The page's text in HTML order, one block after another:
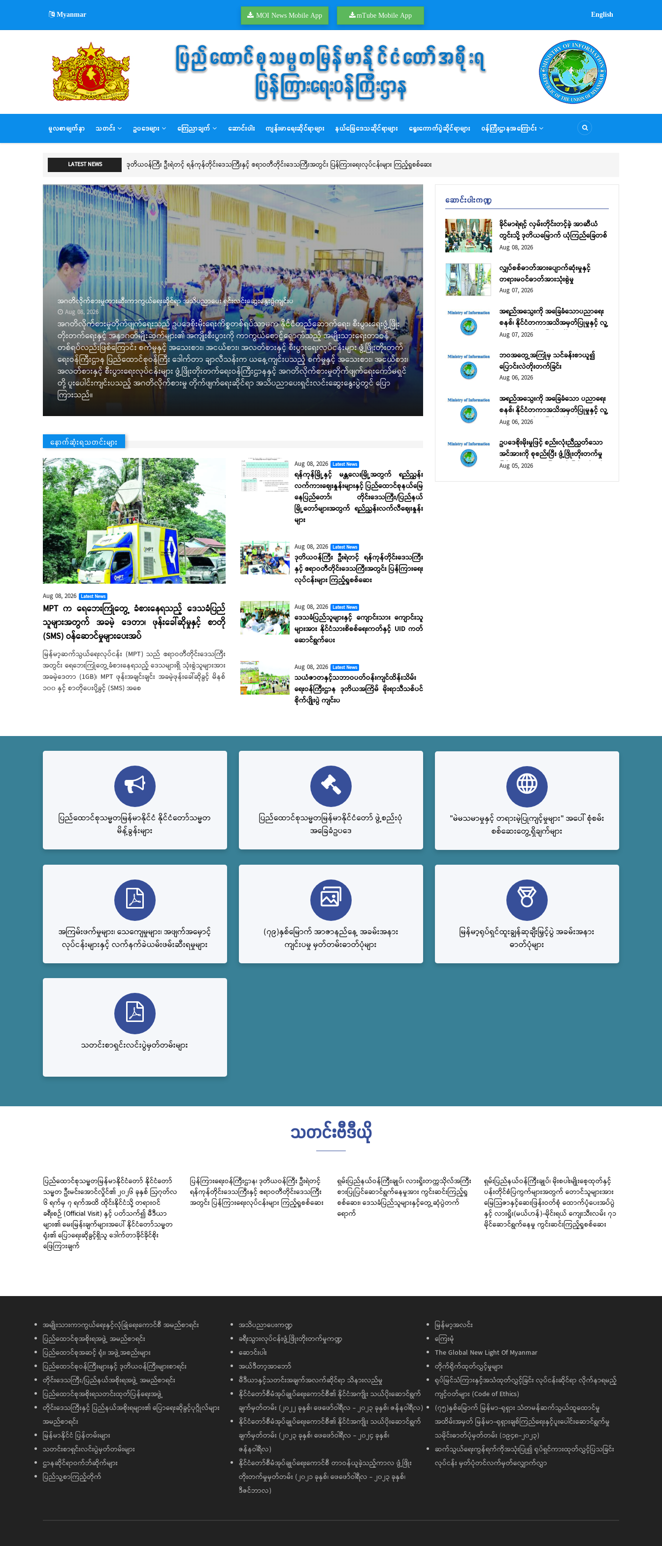
main
Myanmar MOI News Mobile App mTube Mobile App English
MAIN
NAVIGATION
မူလစာမျက်နှာ သတင်း ဥပဒေများ ကြေညာချက် ဆောင်းပါး ကျန်းမာရေးဆိုင်ရာများ နယ်မြေဒေသဆိုင်ရာများ ရွေးကောက်ပွဲဆိုင်ရာများ ဝန်ကြီးဌာနအကြောင်း
LATEST NEWS MPT က ရေဘေးကြုံတွေ့ ခံစားနေရသည့် ဒေသခံပြည်သူများအတွက် အခမဲ့ ဒေတာ၊ ဖုန်းခေါ်ဆိုမှုနှင့် စာတို (SMS) ဝန်ဆောင်မှုများပေးအပ်
ည်ဆောက်ရေး၊ စီးပွားရေးဖွံ့ဖြိုး
ာက်သည့် အမျိုးသားရေးတာဝန်
ပွားရေးလုပ်ငန်းများ ဖွံ့ဖြိုးတိုးတက်
သည့် စက်မှုနှင့် အသေးစား၊ အငယ်စား၊
အဂတိလိုက်စားမှုတိုက်ဖျက်ရေးကော်မရှင်
ရှင်းလင်းဆွေးနွေးပွဲတွင် ပြော
ပြည်ထောင်စုဝန်ကြီး ဒေါက်တာမျိုးသိန်းကျော် နည်းပညာတက္ကသိုလ် (မကွေး) သွားရောက်ကြည့်ရှုစစ်ဆေး
Aug 08, 2026
နည်းပညာတက္ကသိုလ် (မကွေး) တက္ကသိုလ်အဝင်လမ်း ပြင်ဆင်ဆောင်ရွက်နေမှု၊ တက္ကသိုလ်အတွင်း အခြေခံ
အဆောက်အအုံ တည်ရှိနေမှုအပေါ်မူတည်၍ တိုးချဲ့ ဖွင့်လှစ်နိုင်မည့် အခြေအနေ၊ မြေနေရာရရှိနိုင်မှု၊ တက္ကသိုလ်
စာကြည့်တိုက်နှင့် Recreation Centre တည်ဆောက်နိုင်မည့် အခြေအနေတို့ကို သိပ္ပံနှင့်နည်းပညာဝန်ကြီးဌာန
ပြည်ထောင်စုဝန်ကြီး ဒေါက်တာမျိုးသိန်းကျော်သည် မကွေးတိုင်းဒေသကြီး ဝန်ကြီးချုပ် ဦးတင်ကိုကိုနှင့်အတူ
နိုင်ငံတော်သမ္မတ ဦးမင်းအောင်လှိုင် ထိုင်းနိုင်
ခရီးစဉ် (Official Visit) သွားရောက်ခဲ့မှုနှင့်စပ်
Aug 08, 2026
ပြည်ထောင်စုသမ္မတမြန်မာနိုင်ငံတော် နို
နောက်ဆုံးရသတင်းများ
Aug 08, 2026 Latest News
MPT က ရေဘေးကြုံတွေ့ ခံစားနေရသည့် ဒေသခံပြည်
သူများအတွက် အခမဲ့ ဒေတာ၊ ဖုန်းခေါ်ဆိုမှုနှင့် စာတို
(SMS) ဝန်ဆောင်မှုများပေးအပ်
မြန်မာ့ဆက်သွယ်ရေးလုပ်ငန်း (MPT) သည် ဧရာဝတီတိုင်းဒေသကြီး
အတွင်း ရေဘေးကြုံတွေ့ခံစားနေရသည့် ဒေသများရှိ သုံးစွဲသူများအား
အခမဲ့ဒေတာ (1GB)၊ MPT ဖုန်းအချင်းချင်း အခမဲ့ဖုန်းခေါ်ဆိုခွင့် မိနစ်
၁၀၀ နှင့် စာတိုပေးပို့ခွင့် (SMS) အစေ
Aug 08, 2026 Latest News
ရန်ကုန်မြို့နှင့် မန္တလေးမြို့အတွက် ရည်ညွှန်း
လက်ကားဈေးနှုန်းများနှင့် ပြည်ထောင်စုနယ်မြေ
နေပြည်တော်၊ တိုင်းဒေသကြီး/ပြည်နယ်
မြို့တော်များအတွက် ရည်ညွှန်းလက်လီဈေးနှုန်း
များ
Aug 08, 2026 Latest News
ဒုတိယဝန်ကြီး ဦးရဲတင့် ရန်ကုန်တိုင်းဒေသကြီး
နှင့် ဧရာဝတီတိုင်းဒေသကြီးအတွင်း ပြန်ကြားရေး
လုပ်ငန်းများ ကြည့်ရှုစစ်ဆေး
Aug 08, 2026 Latest News
ဒေသခံပြည်သူများနှင့် ကျောင်းသား ကျောင်းသူ
များအား နိုင်ငံသားစိစစ်ရေးကတ်နှင့် UID ကတ်
ဆောင်ရွက်ပေး
Aug 08, 2026 Latest News
သယံဇာတနှင့်သဘာဝပတ်ဝန်းကျင်ထိန်းသိမ်း
ရေးဝန်ကြီးဌာန ဒုတိယအကြိမ် မိုးရာသီသစ်ပင်
စိုက်ပျိုးပွဲ ကျင်းပ
ဆောင်းပါးကဏ္ဍ
ခိုင်မာရဲရင့် လှမ်းတိုင်းတင့်ခဲ့ အာဆီယံ
တွင်းသို့ ဒုတိယမြောက် ယုံကြည်ခြေတစ်
လှမ်း
Aug 08, 2026
လျှပ်စစ်ဓာတ်အားပျောက်ဆုံးမှုနှင့်
တရားမဝင်ဓာတ်အားသုံးစွဲမှု
Aug 07, 2026
အရည်အသွေးကို အခြေခံသောပညာရေး
စနစ်၊ နိုင်ငံတကာအသိအမှတ်ပြုမှုနှင့် လူ့
စွမ်းအားအရင်းအမြစ် ဖွံ့ဖြိုးတိုးတက်ရေး
Aug 07, 2026
ဘဝအတွေ့အကြုံမှ သင်ခန်းစာယူ၍
ပြောင်းလဲတိုးတက်ခြင်း
Aug 06, 2026
အရည်အသွေးကို အခြေခံသော ပညာရေး
စနစ်၊ နိုင်ငံတကာအသိအမှတ်ပြုမှုနှင့် လူ့
စွမ်းအားအရင်းအမြစ် ဖွံ့ဖြိုးတိုးတက်ရေး
Aug 06, 2026
ဥပဒေစိုးမိုးမှုဖြင့် စည်းလုံးညီညွတ်သော
အင်အားကို စုစည်းပြီး ဖွံ့ဖြိုးတိုးတက်မှု
ဖြင့် ဘုံသာယာဝပြောမှုကို မြှင့်တင်မည်
Aug 05, 2026
ပြည်ထောင်စုသမ္မတမြန်မာနိုင်ငံ နိုင်ငံတော်သမ္မတ
မိန့်ခွန်းများ
ပြည်‌ထောင်စုသမ္မတမြန်မာနိုင်ငံတော် ဖွဲ့စည်းပုံ
အခြေခံဥပဒေ
"မဲမသမာမှုနှင့် တရားမဲ့ပြုကျင့်မှုများ" အပေါ် စုံစမ်း
စစ်ဆေးတွေ့ရှိချက်များ
အကြမ်းဖက်မှုများ၊ သေကျေမှုများ၊ အဖျက်အမှောင့်
လုပ်ငန်းများနှင့် လက်နက်ခဲယမ်းဖမ်းဆီးရမှုများ
(၇၉)နှစ်မြောက် အာဇာနည်နေ့ အခမ်းအနား
ကျင်းပမှု မှတ်တမ်းဓာတ်ပုံများ
မြန်မာ့ရုပ်ရှင်ထူးချွန်ဆုချီးမြှင့်ပွဲ အခမ်းအနား
ဓာတ်ပုံများ
သတင်းစာရှင်းလင်းပွဲမှတ်တမ်းများ
သတင်းဗီဒီယို
ပြည်ထောင်စုသမ္မတမြန်မာနိုင်ငံတော် နိုင်ငံတော်
သမ္မတ ဦးမင်းအောင်လှိုင်၏ ၂၀၂၆ ခုနှစ် ဩဂုတ်လ
၆ ရက်မှ ၇ ရက်အထိ ထိုင်းနိုင်ငံသို့ တရားဝင်
ခရီးစဉ် (Official Visit) နှင့် ပတ်သက်၍ မီဒီယာ
များ၏ မေးမြန်းချက်များအပေါ် နိုင်ငံတော်သမ္မတ
ရုံး၏ ပြောရေးဆိုခွင့်ရှိသူ ဒေါက်တာခိုင်ခိုင်စိုး
ဖြေကြားချက်
ပြန်ကြားရေးဝန်ကြီးဌာန၊ ဒုတိယဝန်ကြီး ဦးရဲတင့်
ရန်ကုန်တိုင်းဒေသကြီးနှင့် ဧရာဝတီတိုင်းဒေသကြီး
အတွင်း ပြန်ကြားရေးလုပ်ငန်းများ ကြည့်ရှုစစ်ဆေး
ရှမ်းပြည်နယ်ဝန်ကြီးချုပ်၊ လားရှိုးတက္ကသိုလ်အကြီး
စားပြုပြင်ဆောင်ရွက်နေမှုအား ကွင်းဆင်းကြည့်ရှု
စစ်ဆေး၊ ဒေသခံပြည်သူများနှင့်တွေ့ဆုံပွဲတက်
ရောက်
ရှမ်းပြည်နယ်ဝန်ကြီးချုပ်၊ မိုးစပါးမျိုးစေ့ထုတ်နှင့်
ပန်းတိုင်စံပြကွက်များအတွက် တောင်သူများအား
မြေသြဇာနှင့်ဆေးဖြန်းဝတ်စုံ ထောက်ပံ့ပေးအပ်ပွဲ
နှင့် လားရှိုး(မယ်ဟန်)-မိုင်းရယ် ကျေးသီးလမ်း ၇၁
မိုင်ဆောင်ရွက်နေမှု ကွင်းဆင်းကြည့်ရှုစစ်ဆေး
အမျိုးသားကာကွယ်ရေးနှင့်လုံခြုံရေးကောင်စီ အမည်စာရင်း
ပြည်ထောင်စုအစိုးရအဖွဲ့ အမည်စာရင်း
ပြည်ထောင်စုအဆင့် ရုံး၊ အဖွဲ့အစည်းများ
ပြည်ထောင်စုဝန်ကြီးများနှင့် ဒုတိယဝန်ကြီးများစာရင်း
တိုင်းဒေသကြီး/ပြည်နယ်အစိုးရအဖွဲ့ အမည်စာရင်း
ပြည်ထောင်စုအစိုးရသတင်းထုတ်ပြန်ရေးအဖွဲ့
တိုင်းဒေသကြီးနှင့် ပြည်နယ်အစိုးရများ၏ ပြောရေးဆိုခွင့်ပုဂ္ဂိုလ်များ
အမည်စာရင်း
မြန်မာနိုင်ငံ ပြန်တမ်းများ
သတင်းစာရှင်းလင်းပွဲမှတ်တမ်းများ
ဌာနဆိုင်ရာဝက်ဘ်ဆိုက်များ
ပြည်သူ့စာကြည့်တိုက်
အသိပညာပေးကဏ္ဍ
ခရီးသွားလုပ်ငန်းဖွံ့ဖြိုးတိုးတက်မှုကဏ္ဍ
ဆောင်းပါး
အယ်ဒီတာ့အာဘော်
မီဒီယာနှင့်သတင်းအချက်အလက်ဆိုင်ရာ သိနားလည်မှု
နိုင်ငံတော်စီမံအုပ်ချုပ်ရေးကောင်စီ၏ နိုင်ငံအကျိုး သယ်ပိုးဆောင်ရွက်
ချက်မှတ်တမ်း (၂၀၂၂ ခုနှစ်၊ ဖေဖော်ဝါရီလ - ၂၀၂၃ ခုနှစ်၊ ဇန်နဝါရီလ)
နိုင်ငံတော်စီမံအုပ်ချုပ်ရေးကောင်စီ၏ နိုင်ငံအကျိုး သယ်ပိုးဆောင်ရွက်
ချက်မှတ်တမ်း (၂၀၂၃ ခုနှစ်၊ ဖေဖော်ဝါရီလ - ၂၀၂၄ ခုနှစ်၊
ဇန်နဝါရီလ)
နိုင်ငံတော်စီမံအုပ်ချုပ်ရေးကောင်စီ တာဝန်ယူခဲ့သည့်ကာလ ဖွံ့ဖြိုး
တိုးတက်မှုမှတ်တမ်း (၂၀၂၁ ခုနှစ်၊ ဖေဖော်ဝါရီလ - ၂၀၂၃ ခုနှစ်၊
ဒီဇင်ဘာလ)
မြန်မာ့အလင်း
ကြေးမုံ
The Global New Light Of Myanmar
တိုက်ရိုက်ထုတ်လွှင့်မှုများ
ရုပ်မြင်သံကြားနှင့်အသံထုတ်လွှင့်ခြင်း လုပ်ငန်းဆိုင်ရာ လိုက်နာရမည့်
ကျင့်ဝတ်များ (Code of Ethics)
(၇၅)နှစ်မြောက် မြန်မာ-ရုရှား သံတမန်ဆက်သွယ်ထူထောင်မှု
အထိမ်းအမှတ် မြန်မာ-ရုရှားချစ်ကြည်ရေးနှင့်ပူးပေါင်းဆောင်ရွက်မှု
သမိုင်းဓာတ်ပုံမှတ်တမ်း (၁၉၄၈-၂၀၂၃)
ဆက်သွယ်ရေးကွန်ရက်ကိုအသုံးပြု၍ ရုပ်ရှင်ကားထုတ်လွှင့်ပြသခြင်း
လုပ်ငန်း မှတ်ပုံတင်လက်မှတ်လျှောက်လွှာ